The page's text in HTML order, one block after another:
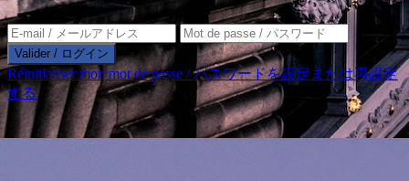
Valider / ログイン
Réinitialiser mon mot de passe / パスワードを設定または再設定
する